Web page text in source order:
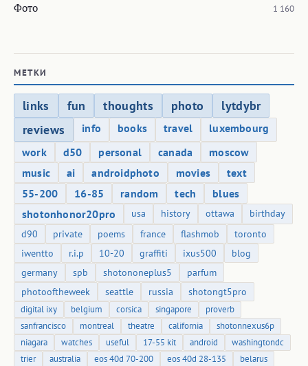
Фото 1 160
МЕТКИ
links fun thoughts photo
lytdybr
reviews
info books travel
luxembourg
work
d50 personal canada
moscow
music
ai androidphoto movies
text
55-200
16-85 random tech
blues
shotonhonor20pro
usa history ottawa
birthday
d90
private poems france flashmob
toronto
iwentto
r.i.p 10-20 graffiti ixus500
blog
germany
spb shotononeplus5
parfum
photooftheweek
seattle russia shotongt5pro
digital ixy belgium corsica singapore
proverb
sanfrancisco
montreal theatre california
shotonnexus6p
niagara
watches useful 17-55 kit android
washingtondc
trier
australia eos 40d 70-200 eos 40d 28-135
belarus